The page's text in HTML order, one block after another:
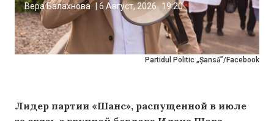
Partidul Politic „Șansă”/Facebook
Вера Балахнова 6 Август, 2026 19:20
Лидер партии «Шанс», распущенной в июле